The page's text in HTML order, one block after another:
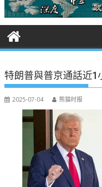
t
特朗普與普京通話近1
2025-07-04 熊猫时报